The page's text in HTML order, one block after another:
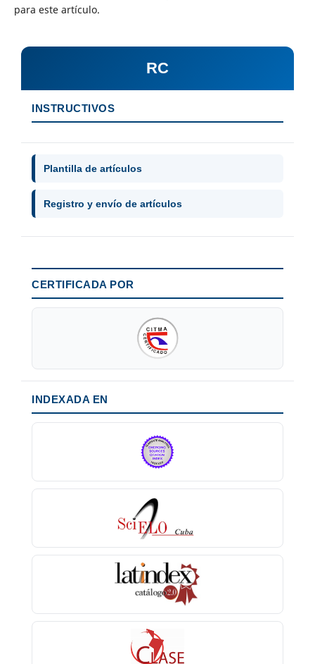
para este artículo.
RC
INSTRUCTIVOS
Plantilla de artículos
Registro y envío de artículos
CERTIFICADA POR
INDEXADA EN